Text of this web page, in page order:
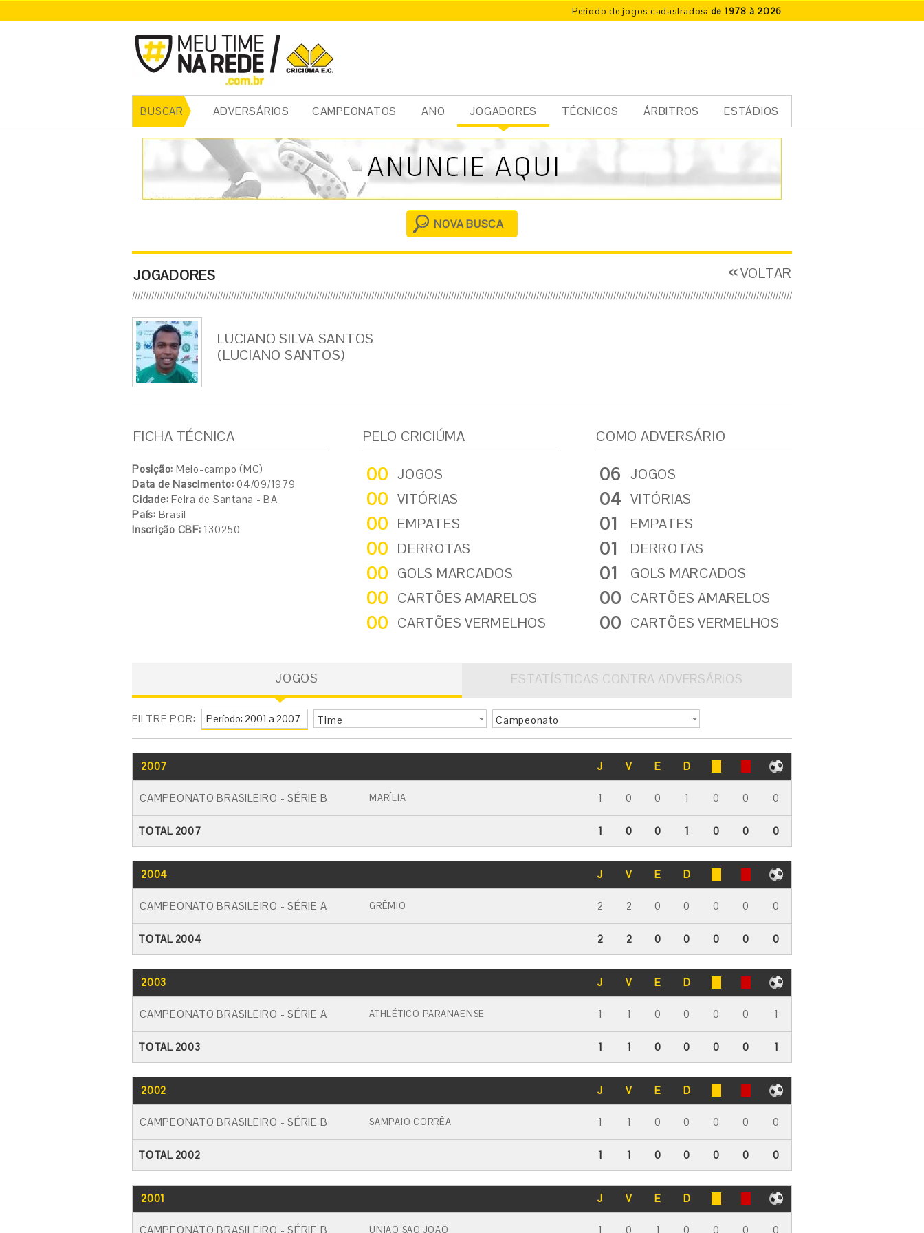
Período de jogos cadastrados: de 1978 à 2026
BUSCAR ADVERSÁRIOS CAMPEONATOS ANO JOGADORES TÉCNICOS ÁRBITROS ESTÁDIOS
cia
l
NOVA BUSCA
JOGADORES VOLTAR
LUCIANO SILVA SANTOS
(LUCIANO SANTOS)
FICHA TÉCNICA
Posição: Meio-campo (MC)
Data de Nascimento: 04/09/1979
Cidade: Feira de Santana - BA
País: Brasil
Inscrição CBF: 130250
PELO CRICIÚMA
00 JOGOS
00 VITÓRIAS
00 EMPATES
00 DERROTAS
00 GOLS MARCADOS
00 CARTÕES AMARELOS
00 CARTÕES VERMELHOS
COMO ADVERSÁRIO
06 JOGOS
04 VITÓRIAS
01 EMPATES
01 DERROTAS
01 GOLS MARCADOS
00 CARTÕES AMARELOS
00 CARTÕES VERMELHOS
JOGOS ESTATÍSTICAS CONTRA ADVERSÁRIOS
FILTRE POR: Time Campeonato
2007 J V E D
CAMPEONATO BRASILEIRO - SÉRIE B MARÍLIA 1 0 0 1 0 0 0
TOTAL 2007 1 0 0 1 0 0 0
2004 J V E D
CAMPEONATO BRASILEIRO - SÉRIE A GRÊMIO 2 2 0 0 0 0 0
TOTAL 2004 2 2 0 0 0 0 0
2003 J V E D
CAMPEONATO BRASILEIRO - SÉRIE A ATHLÉTICO PARANAENSE 1 1 0 0 0 0 1
TOTAL 2003 1 1 0 0 0 0 1
2002 J V E D
CAMPEONATO BRASILEIRO - SÉRIE B SAMPAIO CORRÊA 1 1 0 0 0 0 0
TOTAL 2002 1 1 0 0 0 0 0
2001 J V E D
CAMPEONATO BRASILEIRO - SÉRIE B UNIÃO SÃO JOÃO 1 0 1 0 0 0 0